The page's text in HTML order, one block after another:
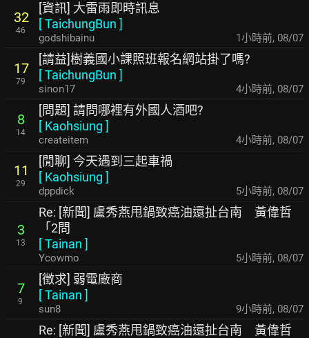
32
46
[資訊] 大雷雨即時訊息
[TaichungBun ]
godshibainu 1小時前, 08/07
17
79
[請益]樹義國小課照班報名網站掛了嗎?
[TaichungBun ]
sinon17 4小時前, 08/07
8
14
[問題] 請問哪裡有外國人酒吧?
[ Kaohsiung ]
createitem 4小時前, 08/07
11
29
[閒聊] 今天遇到三起車禍
[ Kaohsiung ]
dppdick 5小時前, 08/07
3
13
Re: [新聞] 盧秀燕甩鍋致癌油還扯台南 黃偉哲
「2問
[Tainan ]
Ycowmo 5小時前, 08/07
7
9
[徵求] 弱電廠商
[Tainan ]
sun8 9小時前, 08/07
Re: [新聞] 盧秀燕甩鍋致癌油還扯台南 黃偉哲